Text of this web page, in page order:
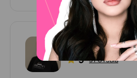
Мария
5 31 отзыв